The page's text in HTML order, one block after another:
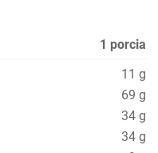
1 porcia
11 g
69 g
34 g
34 g